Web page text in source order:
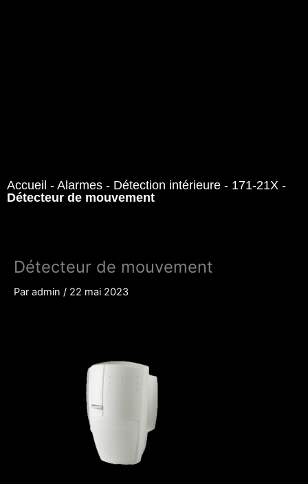
Accueil - Alarmes - Détection intérieure - 171-21X -
Détecteur de mouvement
Détecteur de mouvement
Par admin / 22 mai 2023